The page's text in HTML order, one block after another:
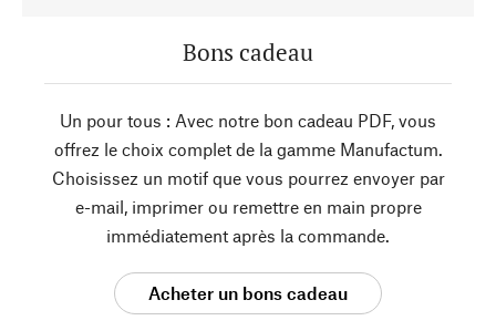
Bons cadeau
Un pour tous : Avec notre bon cadeau PDF, vous
offrez le choix complet de la gamme Manufactum.
Choisissez un motif que vous pourrez envoyer par
e-mail, imprimer ou remettre en main propre
immédiatement après la commande.
Acheter un bons cadeau